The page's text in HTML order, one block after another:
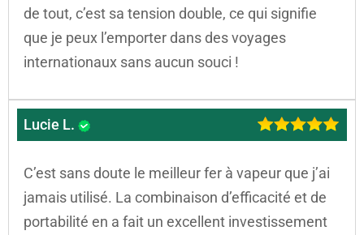
de tout, c’est sa tension double, ce qui signifie
que je peux l’emporter dans des voyages
internationaux sans aucun souci !
Lucie L.
C’est sans doute le meilleur fer à vapeur que j’ai
jamais utilisé. La combinaison d’efficacité et de
portabilité en a fait un excellent investissement